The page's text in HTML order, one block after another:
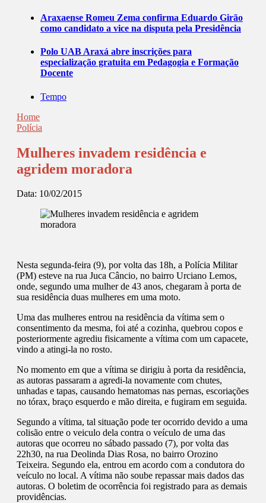
Araxaense Romeu Zema confirma Eduardo Girão
como candidato a vice na disputa pela Presidência
Polo UAB Araxá abre inscrições para
especialização gratuita em Pedagogia e Formação
Docente
Tempo
Home
Polícia
Mulheres invadem residência e
agridem moradora
Data: 10/02/2015
Nesta segunda-feira (9), por volta das 18h, a Polícia Militar
(PM) esteve na rua Juca Câncio, no bairro Urciano Lemos,
onde, segundo uma mulher de 43 anos, chegaram à porta de
sua residência duas mulheres em uma moto.
Uma das mulheres entrou na residência da vítima sem o
consentimento da mesma, foi até a cozinha, quebrou copos e
posteriormente agrediu fisicamente a vítima com um capacete,
vindo a atingi-la no rosto.
No momento em que a vítima se dirigiu à porta da residência,
as autoras passaram a agredi-la novamente com chutes,
unhadas e tapas, causando hematomas nas pernas, escoriações
no tórax, braço esquerdo e mão direita, e fugiram em seguida.
Segundo a vítima, tal situação pode ter ocorrido devido a uma
colisão entre o veiculo dela contra o veículo de uma das
autoras que ocorreu no sábado passado (7), por volta das
22h30, na rua Deolinda Dias Rosa, no bairro Orozino
Teixeira. Segundo ela, entrou em acordo com a condutora do
veículo no local. A vítima não soube repassar mais dados das
autoras. O boletim de ocorrência foi registrado para as demais
providências.